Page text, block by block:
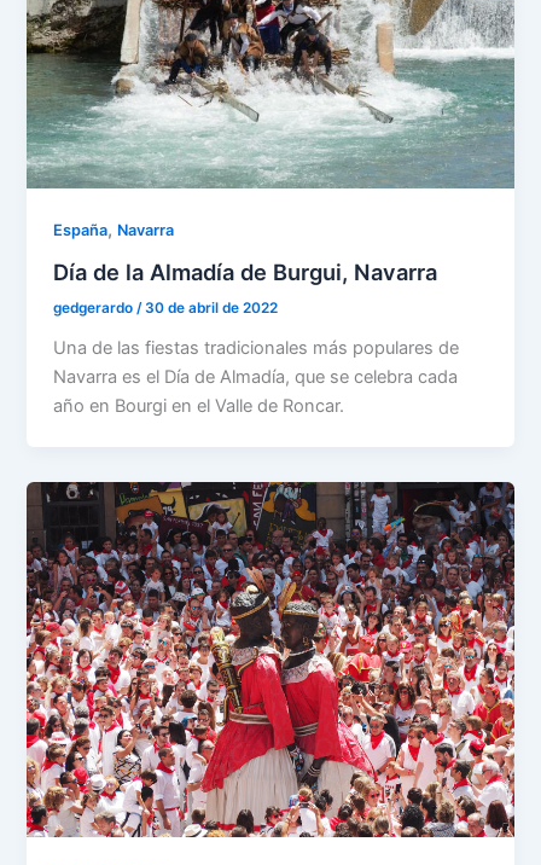
España, Navarra
Día de la Almadía de Burgui, Navarra
gedgerardo/30 de abril de 2022
Una de las fiestas tradicionales más populares de
Navarra es el Día de Almadía, que se celebra cada
año en Bourgi en el Valle de Roncar.